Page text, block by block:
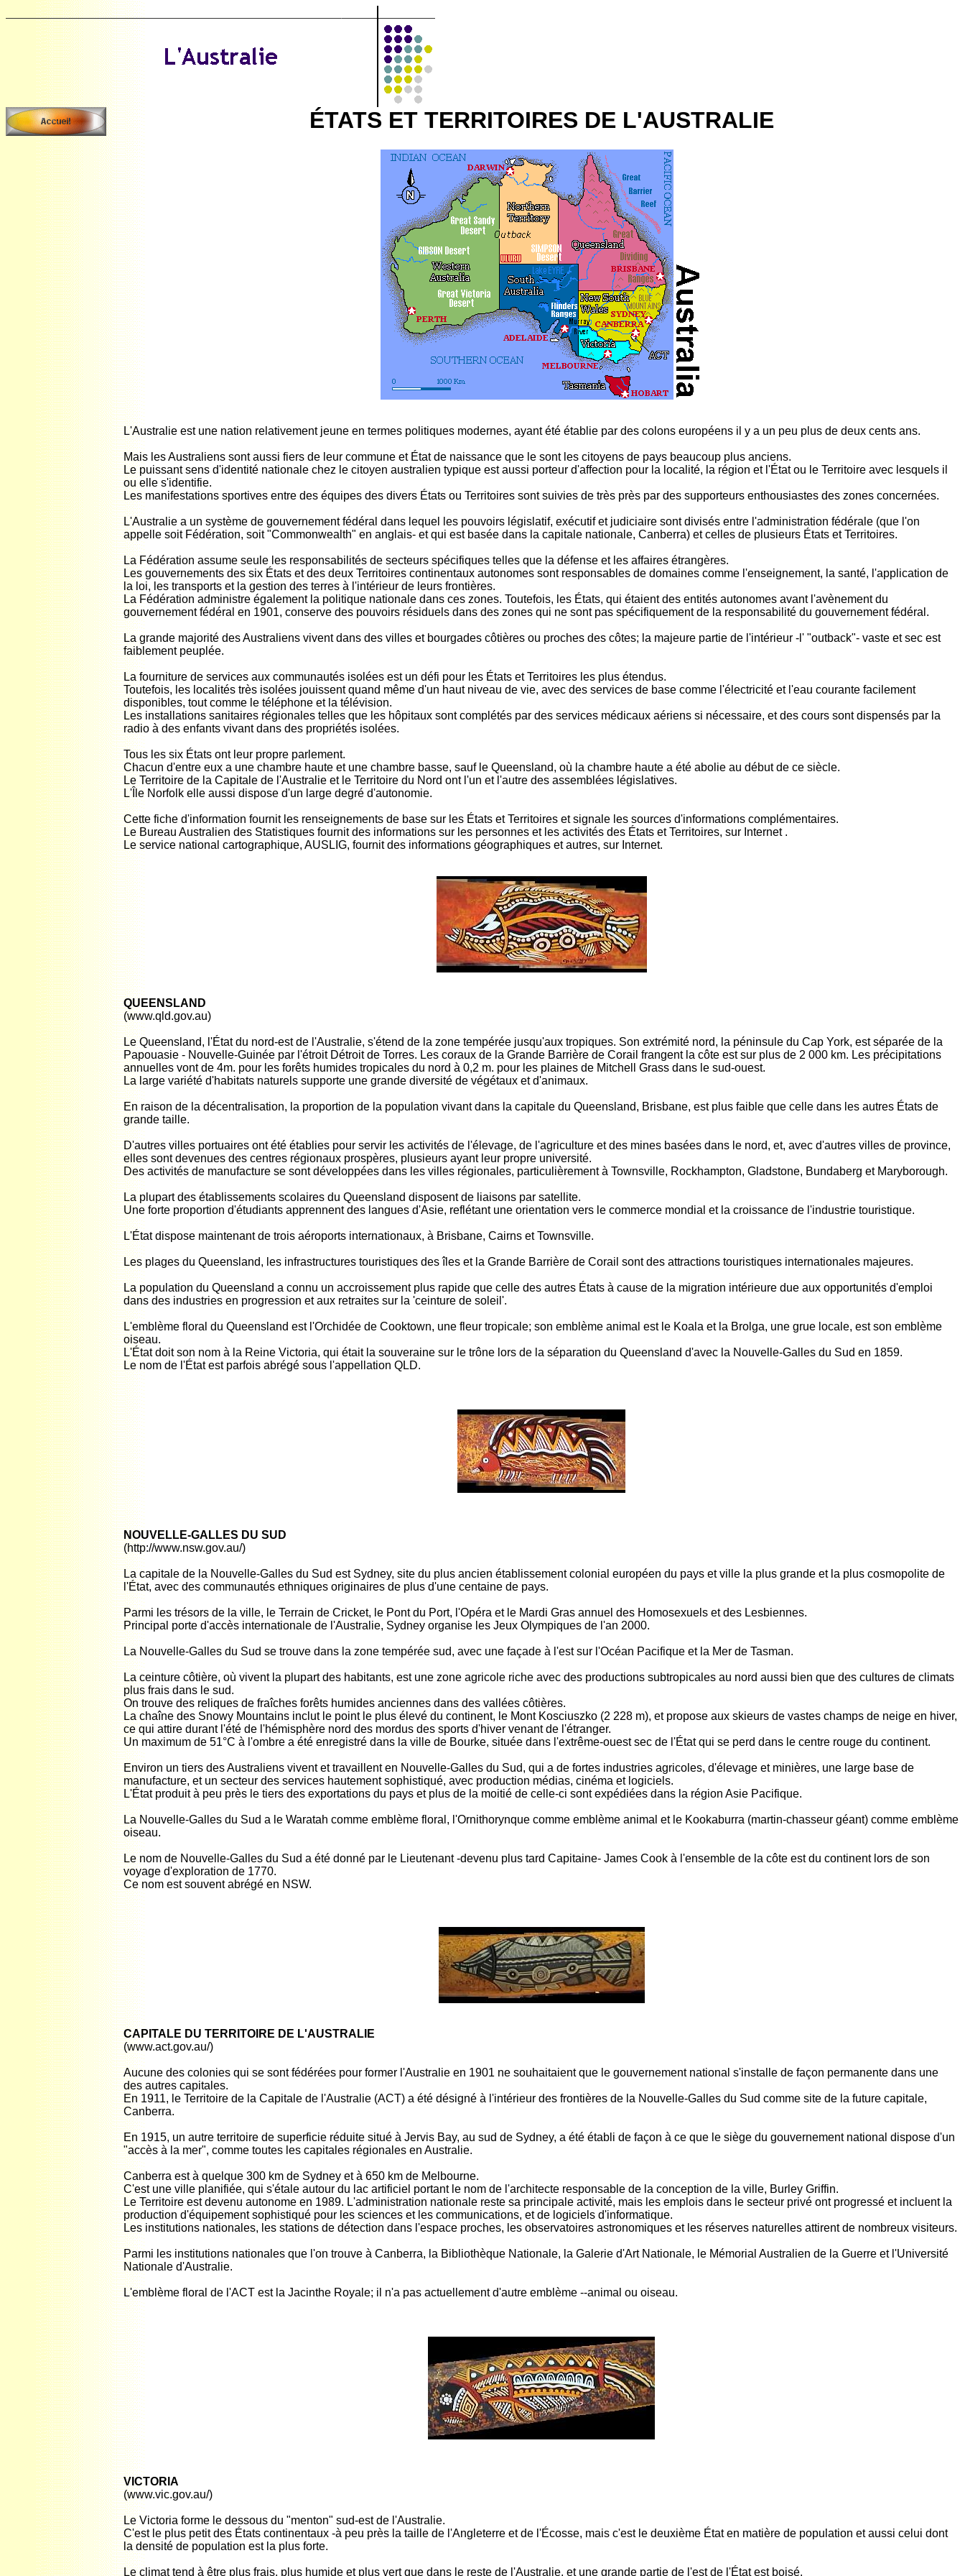
ÉTATS ET TERRITOIRES DE L'AUSTRALIE
L'Australie est une nation relativement jeune en termes politiques modernes, ayant été établie par des colons européens il y a un peu plus de deux cents ans.
Mais les Australiens sont aussi fiers de leur commune et État de naissance que le sont les citoyens de pays beaucoup plus anciens.
Le puissant sens d'identité nationale chez le citoyen australien typique est aussi porteur d'affection pour la localité, la région et l'État ou le Territoire avec lesquels il
ou elle s'identifie.
Les manifestations sportives entre des équipes des divers États ou Territoires sont suivies de très près par des supporteurs enthousiastes des zones concernées.
L'Australie a un système de gouvernement fédéral dans lequel les pouvoirs législatif, exécutif et judiciaire sont divisés entre l'administration fédérale (que l'on
appelle soit Fédération, soit "Commonwealth" en anglais- et qui est basée dans la capitale nationale, Canberra) et celles de plusieurs États et Territoires.
La Fédération assume seule les responsabilités de secteurs spécifiques telles que la défense et les affaires étrangères.
Les gouvernements des six États et des deux Territoires continentaux autonomes sont responsables de domaines comme l'enseignement, la santé, l'application de
la loi, les transports et la gestion des terres à l'intérieur de leurs frontières.
La Fédération administre également la politique nationale dans ces zones. Toutefois, les États, qui étaient des entités autonomes avant l'avènement du
gouvernement fédéral en 1901, conserve des pouvoirs résiduels dans des zones qui ne sont pas spécifiquement de la responsabilité du gouvernement fédéral.
La grande majorité des Australiens vivent dans des villes et bourgades côtières ou proches des côtes; la majeure partie de l'intérieur -l' "outback"- vaste et sec est
faiblement peuplée.
La fourniture de services aux communautés isolées est un défi pour les États et Territoires les plus étendus.
Toutefois, les localités très isolées jouissent quand même d'un haut niveau de vie, avec des services de base comme l'électricité et l'eau courante facilement
disponibles, tout comme le téléphone et la télévision.
Les installations sanitaires régionales telles que les hôpitaux sont complétés par des services médicaux aériens si nécessaire, et des cours sont dispensés par la
radio à des enfants vivant dans des propriétés isolées.
Tous les six États ont leur propre parlement.
Chacun d'entre eux a une chambre haute et une chambre basse, sauf le Queensland, où la chambre haute a été abolie au début de ce siècle.
Le Territoire de la Capitale de l'Australie et le Territoire du Nord ont l'un et l'autre des assemblées législatives.
L'Île Norfolk elle aussi dispose d'un large degré d'autonomie.
Cette fiche d'information fournit les renseignements de base sur les États et Territoires et signale les sources d'informations complémentaires.
Le Bureau Australien des Statistiques fournit des informations sur les personnes et les activités des États et Territoires, sur Internet .
Le service national cartographique, AUSLIG, fournit des informations géographiques et autres, sur Internet.
QUEENSLAND
(www.qld.gov.au)
Le Queensland, l'État du nord-est de l'Australie, s'étend de la zone tempérée jusqu'aux tropiques. Son extrémité nord, la péninsule du Cap York, est séparée de la
Papouasie - Nouvelle-Guinée par l'étroit Détroit de Torres. Les coraux de la Grande Barrière de Corail frangent la côte est sur plus de 2 000 km. Les précipitations
annuelles vont de 4m. pour les forêts humides tropicales du nord à 0,2 m. pour les plaines de Mitchell Grass dans le sud-ouest.
La large variété d'habitats naturels supporte une grande diversité de végétaux et d'animaux.
En raison de la décentralisation, la proportion de la population vivant dans la capitale du Queensland, Brisbane, est plus faible que celle dans les autres États de
grande taille.
D'autres villes portuaires ont été établies pour servir les activités de l'élevage, de l'agriculture et des mines basées dans le nord, et, avec d'autres villes de province,
elles sont devenues des centres régionaux prospères, plusieurs ayant leur propre université.
Des activités de manufacture se sont développées dans les villes régionales, particulièrement à Townsville, Rockhampton, Gladstone, Bundaberg et Maryborough.
La plupart des établissements scolaires du Queensland disposent de liaisons par satellite.
Une forte proportion d'étudiants apprennent des langues d'Asie, reflétant une orientation vers le commerce mondial et la croissance de l'industrie touristique.
L'État dispose maintenant de trois aéroports internationaux, à Brisbane, Cairns et Townsville.
Les plages du Queensland, les infrastructures touristiques des îles et la Grande Barrière de Corail sont des attractions touristiques internationales majeures.
La population du Queensland a connu un accroissement plus rapide que celle des autres États à cause de la migration intérieure due aux opportunités d'emploi
dans des industries en progression et aux retraites sur la 'ceinture de soleil'.
L'emblème floral du Queensland est l'Orchidée de Cooktown, une fleur tropicale; son emblème animal est le Koala et la Brolga, une grue locale, est son emblème
oiseau.
L'État doit son nom à la Reine Victoria, qui était la souveraine sur le trône lors de la séparation du Queensland d'avec la Nouvelle-Galles du Sud en 1859.
Le nom de l'État est parfois abrégé sous l'appellation QLD.
NOUVELLE-GALLES DU SUD
(http://www.nsw.gov.au/)
La capitale de la Nouvelle-Galles du Sud est Sydney, site du plus ancien établissement colonial européen du pays et ville la plus grande et la plus cosmopolite de
l'État, avec des communautés ethniques originaires de plus d'une centaine de pays.
Parmi les trésors de la ville, le Terrain de Cricket, le Pont du Port, l'Opéra et le Mardi Gras annuel des Homosexuels et des Lesbiennes.
Principal porte d'accès internationale de l'Australie, Sydney organise les Jeux Olympiques de l'an 2000.
La Nouvelle-Galles du Sud se trouve dans la zone tempérée sud, avec une façade à l'est sur l'Océan Pacifique et la Mer de Tasman.
La ceinture côtière, où vivent la plupart des habitants, est une zone agricole riche avec des productions subtropicales au nord aussi bien que des cultures de climats
plus frais dans le sud.
On trouve des reliques de fraîches forêts humides anciennes dans des vallées côtières.
La chaîne des Snowy Mountains inclut le point le plus élevé du continent, le Mont Kosciuszko (2 228 m), et propose aux skieurs de vastes champs de neige en hiver,
ce qui attire durant l'été de l'hémisphère nord des mordus des sports d'hiver venant de l'étranger.
Un maximum de 51°C à l'ombre a été enregistré dans la ville de Bourke, située dans l'extrême-ouest sec de l'État qui se perd dans le centre rouge du continent.
Environ un tiers des Australiens vivent et travaillent en Nouvelle-Galles du Sud, qui a de fortes industries agricoles, d'élevage et minières, une large base de
manufacture, et un secteur des services hautement sophistiqué, avec production médias, cinéma et logiciels.
L'État produit à peu près le tiers des exportations du pays et plus de la moitié de celle-ci sont expédiées dans la région Asie Pacifique.
La Nouvelle-Galles du Sud a le Waratah comme emblème floral, l'Ornithorynque comme emblème animal et le Kookaburra (martin-chasseur géant) comme emblème
oiseau.
Le nom de Nouvelle-Galles du Sud a été donné par le Lieutenant -devenu plus tard Capitaine- James Cook à l'ensemble de la côte est du continent lors de son
voyage d'exploration de 1770.
Ce nom est souvent abrégé en NSW.
CAPITALE DU TERRITOIRE DE L'AUSTRALIE
(www.act.gov.au/)
Aucune des colonies qui se sont fédérées pour former l'Australie en 1901 ne souhaitaient que le gouvernement national s'installe de façon permanente dans une
des autres capitales.
En 1911, le Territoire de la Capitale de l'Australie (ACT) a été désigné à l'intérieur des frontières de la Nouvelle-Galles du Sud comme site de la future capitale,
Canberra.
En 1915, un autre territoire de superficie réduite situé à Jervis Bay, au sud de Sydney, a été établi de façon à ce que le siège du gouvernement national dispose d'un
"accès à la mer", comme toutes les capitales régionales en Australie.
Canberra est à quelque 300 km de Sydney et à 650 km de Melbourne.
C'est une ville planifiée, qui s'étale autour du lac artificiel portant le nom de l'architecte responsable de la conception de la ville, Burley Griffin.
Le Territoire est devenu autonome en 1989. L'administration nationale reste sa principale activité, mais les emplois dans le secteur privé ont progressé et incluent la
production d'équipement sophistiqué pour les sciences et les communications, et de logiciels d'informatique.
Les institutions nationales, les stations de détection dans l'espace proches, les observatoires astronomiques et les réserves naturelles attirent de nombreux visiteurs.
Parmi les institutions nationales que l'on trouve à Canberra, la Bibliothèque Nationale, la Galerie d'Art Nationale, le Mémorial Australien de la Guerre et l'Université
Nationale d'Australie.
L'emblème floral de l'ACT est la Jacinthe Royale; il n'a pas actuellement d'autre emblème --animal ou oiseau.
VICTORIA
(www.vic.gov.au/)
Le Victoria forme le dessous du "menton" sud-est de l'Australie.
C'est le plus petit des États continentaux -à peu près la taille de l'Angleterre et de l'Écosse, mais c'est le deuxième État en matière de population et aussi celui dont
la densité de population est la plus forte.
Le climat tend à être plus frais, plus humide et plus vert que dans le reste de l'Australie, et une grande partie de l'est de l'État est boisé.